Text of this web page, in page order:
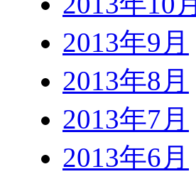
2013年9月
2013年8月
2013年7月
2013年6月